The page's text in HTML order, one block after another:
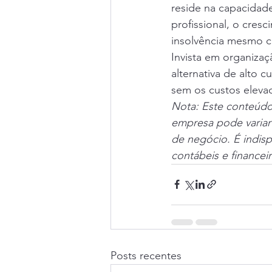
reside na
profissional, o
insolvência mesmo
Invista em
alternativa de alto
sem os custos
Nota: Este
empresa pode
de negócio. É
contábeis e
Posts recentes